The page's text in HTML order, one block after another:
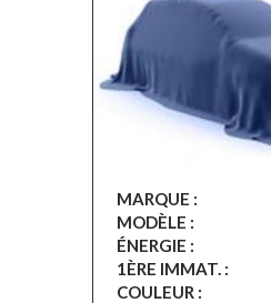
MARQUE :
MODÈLE :
ÉNERGIE :
1ÈRE IMMAT. :
COULEUR :